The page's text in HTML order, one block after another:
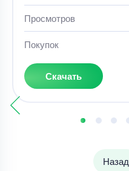
Просмотров
Покупок
Скачать
Назад